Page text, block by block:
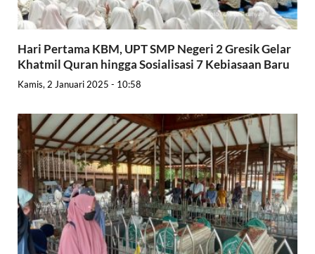
Hari Pertama KBM, UPT SMP Negeri 2 Gresik Gelar
Khatmil Quran hingga Sosialisasi 7 Kebiasaan Baru
Kamis, 2 Januari 2025 - 10:58